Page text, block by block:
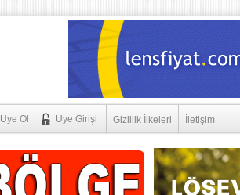
Üye Ol Üye Girişi Gizlilik İlkeleri İletişim